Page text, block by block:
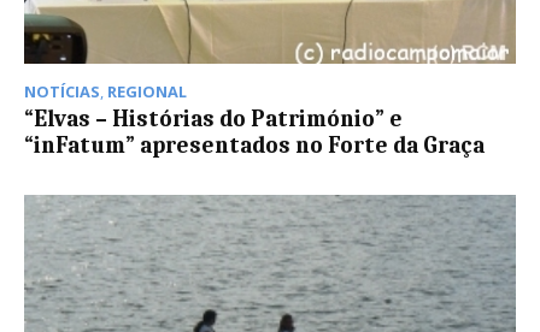
NOTÍCIAS, REGIONAL
“Elvas – Histórias do Património” e
“inFatum” apresentados no Forte da Graça